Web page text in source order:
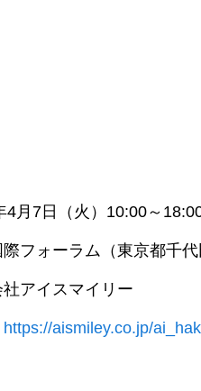
4月7日（火）10:00～
フォーラム（東京都千代
アイスマイリー
https://aismiley.co.jp/